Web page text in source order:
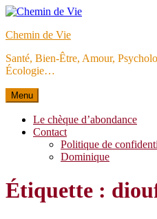
Aller
contenu
Chemin de Vie
Santé, Bien-Être, Amour,
Écologie…
Menu
Le chèque d’abondance
Contact
Politique de
Dominique
Étiquette :